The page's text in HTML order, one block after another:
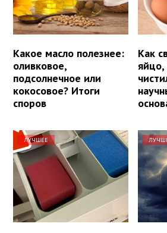
Какое масло полезнее:
оливковое,
подсолнечное или
кокосовое? Итоги
споров
Как
ЛУЧШЕЕ